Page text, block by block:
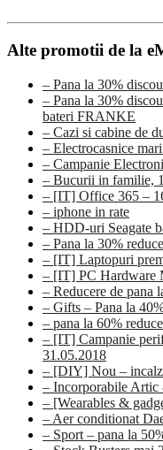
Alte promotii de la
– Pana la 30%
– Pana la 30%
bateri FRANKE
– Cazi si cabine de
– Electrocasnice
– Campanie
– Bucurii in familie,
– [IT] Office 365 –
– iphone in rate
– HDD-uri Seagate
– Pana la 30%
– [IT] Laptopuri
– [IT] PC Hardware
– Reducere de pana
– Gifts – Pana la
– pana la 60%
– [IT] Campanie
31.05.2018
– [DIY] Nou –
– Incorporabile
– [Wearables &
– Aer conditionat
– Sport – pana la